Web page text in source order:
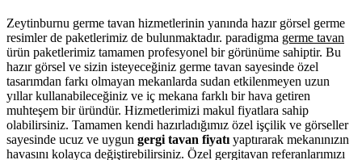
Zeytinburnu germe tavan hizmetlerinin yanında hazır görsel germe
resimler de paketlerimiz de bulunmaktadır. paradigma germe tavan
ürün paketlerimiz tamamen profesyonel bir görünüme sahiptir. Bu
hazır görsel ve sizin isteyeceğiniz germe tavan sayesinde özel
tasarımdan farkı olmayan mekanlarda sudan etkilenmeyen uzun
yıllar kullanabileceğiniz ve iç mekana farklı bir hava getiren
muhteşem bir üründür. Hizmetlerimizi makul fiyatlara sahip
olabilirsiniz. Tamamen kendi hazırladığımız özel işçilik ve görseller
sayesinde ucuz ve uygun gergi tavan fiyatı yaptırarak mekanınızın
havasını kolayca değiştirebilirsiniz. Özel gergitavan referanlarımızı